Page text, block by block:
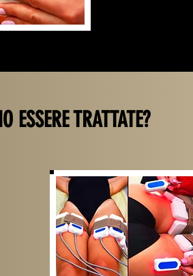
ESSERE TRATTATE?